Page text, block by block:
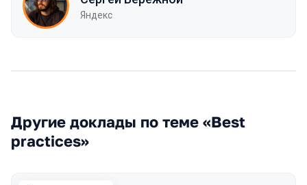
Яндекс
Другие доклады по теме «Best
practices»